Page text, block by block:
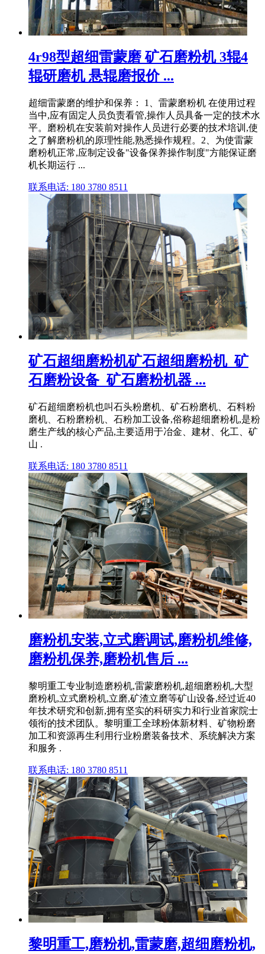
4r98型超细雷蒙磨 矿石磨粉机 3辊4
辊研磨机 悬辊磨报价 ...
超细雷蒙磨的维护和保养： 1、雷蒙磨粉机 在使用过程
当中,应有固定人员负责看管,操作人员具备一定的技术水
平。磨粉机在安装前对操作人员进行必要的技术培训,使
之了解磨粉机的原理性能,熟悉操作规程。2、为使雷蒙
磨粉机正常,应制定设备"设备保养操作制度"方能保证磨
机长期运行 ...
联系电话: 180 3780 8511
矿石超细磨粉机矿石超细磨粉机_矿
石磨粉设备_矿石磨粉机器 ...
矿石超细磨粉机也叫石头粉磨机、矿石粉磨机、石料粉
磨机、石粉磨粉机、石粉加工设备,俗称超细磨粉机,是粉
磨生产线的核心产品,主要适用于冶金、建材、化工、矿
山 .
联系电话: 180 3780 8511
磨粉机安装,立式磨调试,磨粉机维修,
磨粉机保养,磨粉机售后 ...
黎明重工专业制造磨粉机,雷蒙磨粉机,超细磨粉机,大型
磨粉机,立式磨粉机,立磨,矿渣立磨等矿山设备,经过近40
年技术研究和创新,拥有坚实的科研实力和行业首家院士
领衔的技术团队。黎明重工全球粉体新材料、矿物粉磨
加工和资源再生利用行业粉磨装备技术、系统解决方案
和服务 .
联系电话: 180 3780 8511
黎明重工,磨粉机,雷蒙磨,超细磨粉机,